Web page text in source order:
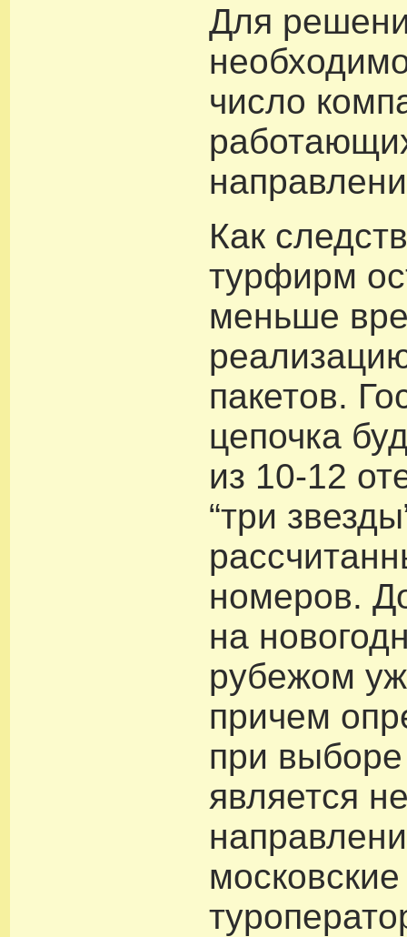
Для
число
Как
турфирм
меньше
пакетов.
цепочка
из 10-12
“три
номеров.
на
рубежом
причем
при
является
московские